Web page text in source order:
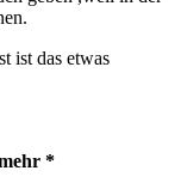
ist das etwas
*